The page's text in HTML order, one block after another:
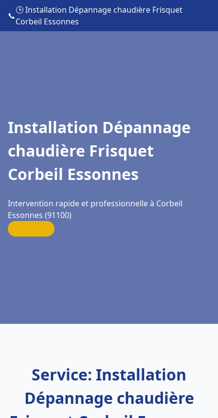
📞
🕒 Installation Dépannage chaudière Frisquet
Corbeil Essonnes
Installation Dépannage
chaudière Frisquet
Corbeil Essonnes
Intervention rapide et professionnelle à Corbeil
Essonnes (91100)
Service: Installation
Dépannage chaudière